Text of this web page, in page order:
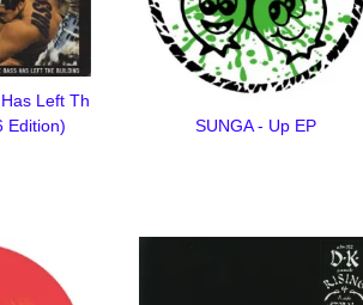
Left Th
Edition)
SUNGA - Up EP